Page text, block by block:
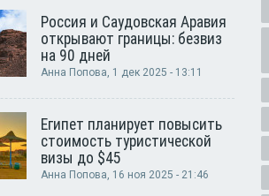
Россия и Саудовская Аравия
открывают границы: безвиз
на 90 дней
Анна Попова , 1 дек 2025 - 13:11
Египет планирует повысить
стоимость туристической
визы до $45
Анна Попова , 16 ноя 2025 - 21:46